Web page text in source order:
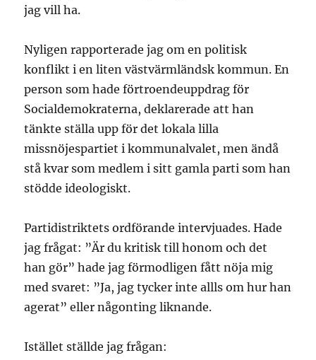
jag vill ha.
Nyligen rapporterade jag om en politisk
konflikt i en liten västvärmländsk kommun. En
person som hade förtroendeuppdrag för
Socialdemokraterna, deklarerade att han
tänkte ställa upp för det lokala lilla
missnöjespartiet i kommunalvalet, men ändå
stå kvar som medlem i sitt gamla parti som han
stödde ideologiskt.
Partidistriktets ordförande intervjuades. Hade
jag frågat: ”Är du kritisk till honom och det
han gör” hade jag förmodligen fått nöja mig
med svaret: ”Ja, jag tycker inte allls om hur han
agerat” eller någonting liknande.
Istället ställde jag frågan: